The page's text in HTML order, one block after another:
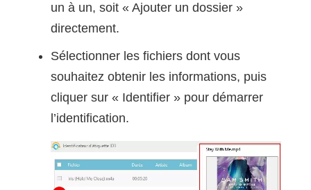
un à un, soit « Ajouter un dossier »
directement.
Sélectionner les fichiers dont vous
souhaitez obtenir les informations, puis
cliquer sur « Identifier » pour démarrer
l’identification.